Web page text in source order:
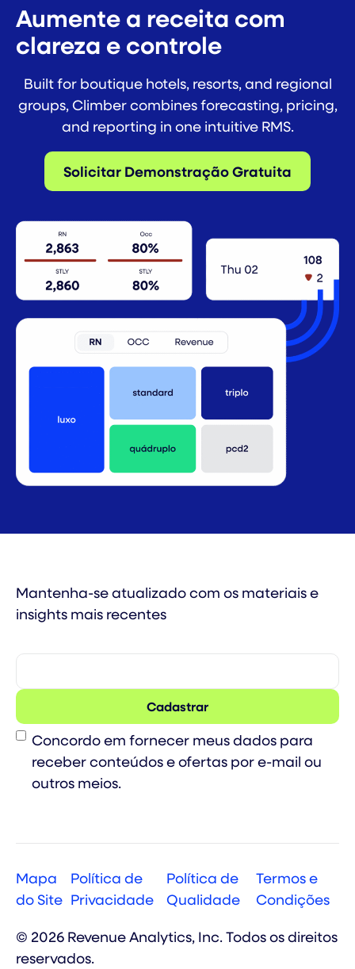
Aumente a receita com
clareza e controle
Built for boutique hotels, resorts, and regional
groups, Climber combines forecasting, pricing,
and reporting in one intuitive RMS.
Solicitar Demonstração Gratuita
Mantenha-se atualizado com os materiais e
insights mais recentes
Consent
Concordo em fornecer meus dados para
receber conteúdos e ofertas por e-mail ou
outros meios.
© 2026 Revenue Analytics, Inc. Todos os direitos
reservados.
Mapa
do Site
Política de
Privacidade
Política de
Qualidade
Termos e
Condições